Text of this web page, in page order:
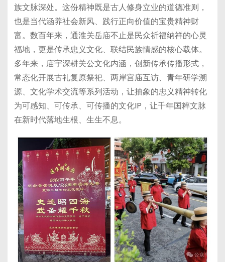
族文脉深处。这份精神既是古人修身立业的道德准则，
也是当代涵养社会新风、践行正向价值的宝贵精神财
富。数百年来，通淮关岳庙不止是民众祈福纳祥的心灵
福地，更是传承忠义文化、联结民族情感的核心载体。
多年来，庙宇深耕关公文化内涵，创新传承传播形式，
常态化开展古礼复原祭祀、两岸宫庙互访、青年研学溯
源、文化学术交流等系列活动，让抽象的忠义精神转化
为可感知、可传承、可传播的文化IP，让千年国粹文脉
在新时代落地生根、生生不息。